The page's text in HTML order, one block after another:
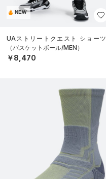
NEW
UAストリートクエスト ショーツ
（バスケットボール/MEN）
￥8,470